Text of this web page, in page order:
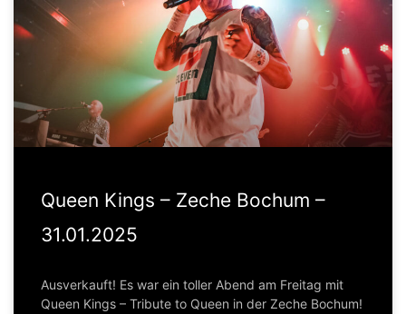
Queen Kings – Zeche Bochum –
31.01.2025
Ausverkauft! Es war ein toller Abend am Freitag mit
Queen Kings – Tribute to Queen in der Zeche Bochum!